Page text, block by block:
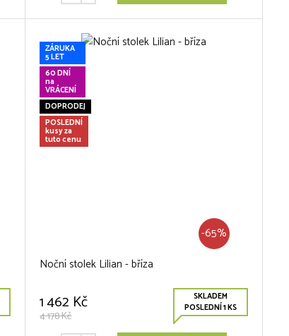
ZÁRUKA
5 LET
60 DNÍ
na
VRÁCENÍ
DOPRODEJ
POSLEDNÍ
kusy za
tuto cenu
-65%
Noční stolek Lilian - bříza
1 462 Kč
4 178 Kč
SKLADEM
POSLEDNÍ 1 KS